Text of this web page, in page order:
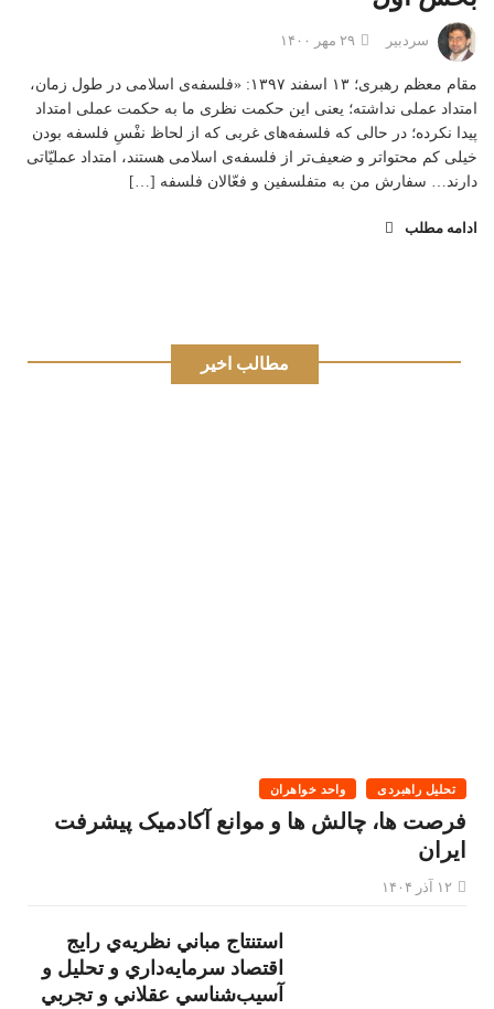
سردبیر
مقام معظم رهبری؛ ۱۳ اسفند ۱۳۹۷: «فلسفه‌ی اسلامی در طول زمان،
امتداد عملی نداشته؛ یعنی این حکمت نظری ما به حکمت عملی امتداد
پیدا نکرده؛ در حالی که فلسفه‌های غربی که از لحاظ نفْسِ فلسفه بودن
خیلی کم محتواتر و ضعیف‌تر از فلسفه‌ی اسلامی هستند، امتداد عملیّاتی
دارند… سفارش من به متفلسفین و فعّالان فلسفه […]
ادامه مطلب
مطالب اخیر
تحلیل راهبردی واحد خواهران
فرصت ها، چالش ها و موانع آکادمیک پیشرفت
ایران
استنتاج مباني نظريه‌ي رايج
اقتصاد سرمايه‌داري و تحليل و
آسيب‌شناسي عقلاني و تجربي